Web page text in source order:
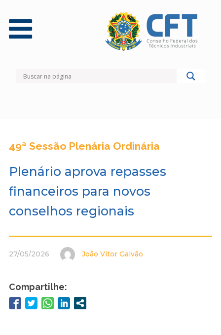
49ª Sessão Plenária Ordinária
Plenário aprova repasses
financeiros para novos
conselhos regionais
27/05/2026 João Vitor Galvão
Compartilhe: